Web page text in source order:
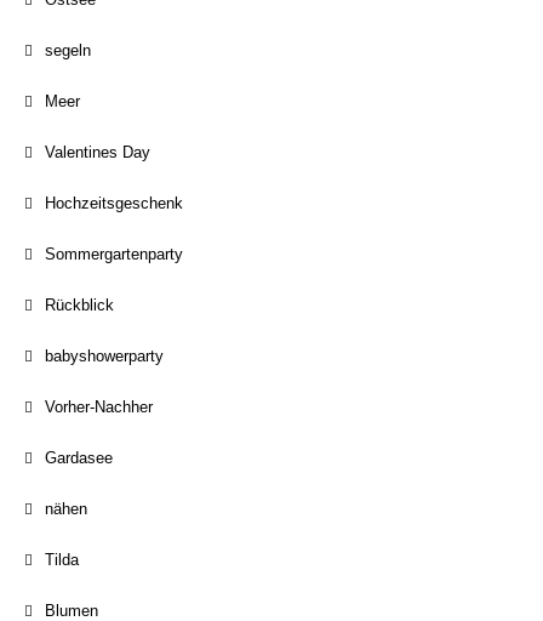
segeln
Meer
Valentines Day
Hochzeitsgeschenk
Sommergartenparty
Rückblick
babyshowerparty
Vorher-Nachher
Gardasee
nähen
Tilda
Blumen